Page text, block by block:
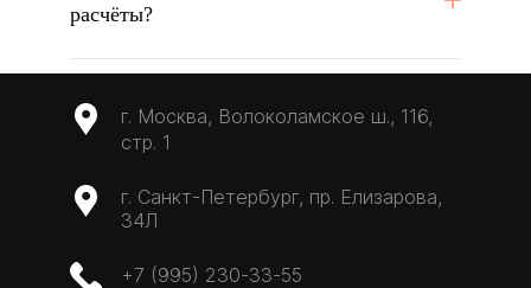
расчёты?
г. Москва, Волоколамское ш., 116,
стр. 1
г. Санкт-Петербург, пр. Елизарова,
34Л
+7 (995) 230-33-55